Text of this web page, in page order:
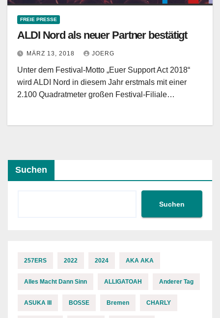
FREIE PRESSE
ALDI Nord als neuer Partner bestätigt
MÄRZ 13, 2018 JOERG
Unter dem Festival-Motto „Euer Support Act 2018“
wird ALDI Nord in diesem Jahr erstmals mit einer
2.100 Quadratmeter großen Festival-Filiale…
Suchen
Suchen
257ERS 2022 2024 AKA AKA
Alles Macht Dann Sinn ALLIGATOAH Anderer Tag
ASUKA III BOSSE Bremen CHARLY